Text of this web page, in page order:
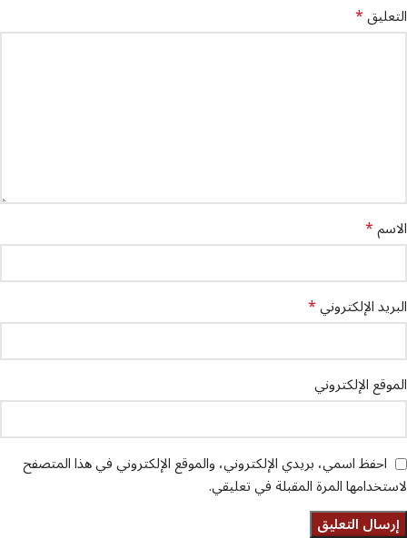
التعليق*
الاسم*
البريد الإلكتروني*
الموقع الإلكتروني
احفظ اسمي، بريدي الإلكتروني، والموقع الإلكتروني في هذا المتصفح
لاستخدامها المرة المقبلة في تعليقي.